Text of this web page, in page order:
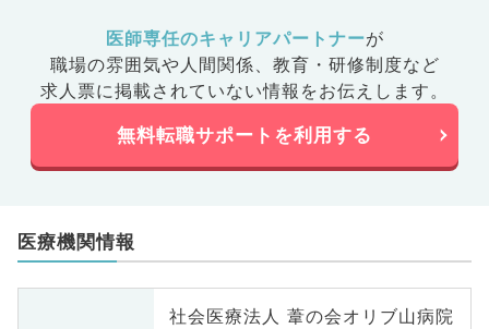
医師専任のキャリアパートナーが
職場の雰囲気や人間関係、 教育・研修制度など
求人票に掲載されていない情報をお伝えします。
無料転職サポートを利用する
医療機関情報
社会医療法人 葦の会オリブ山病院